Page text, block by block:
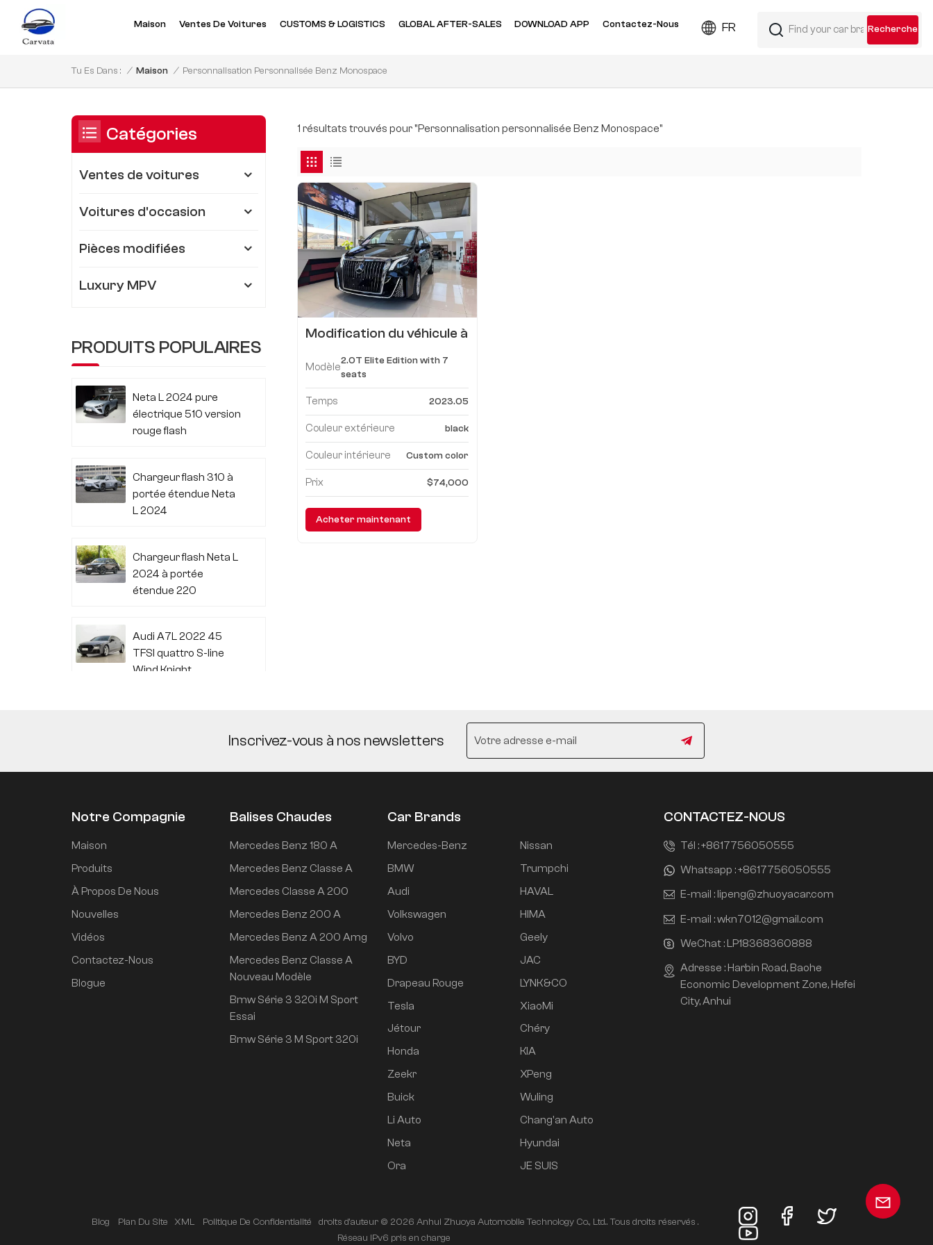
FR
Maison Ventes De Voitures CUSTOMS & LOGISTICS GLOBAL AFTER-SALES DOWNLOAD APP Contactez-Nous
Tu Es Dans : / Maison / Personnalisation Personnalisée Benz Monospace
1 résultats trouvés pour "Personnalisation personnalisée Benz Monospace"
Modification du véhicule à
Benz Vito
Modèle
2.0T Elite Edition with 7
seats
Temps 2023.05
Couleur extérieure black
Couleur intérieure Custom color
Prix $74,000
Acheter maintenant
Catégories
Ventes de voitures
Voitures d'occasion
Pièces modifiées
Luxury MPV
PRODUITS POPULAIRES
Neta L 2024 pure
électrique 510 version
rouge flash
Chargeur flash 310 à
portée étendue Neta
L 2024
Chargeur flash Neta L
2024 à portée
étendue 220
Audi A7L 2022 45
TFSI quattro S-line
Wind Knight
Mi SU7 2024, version
portée à propulsion
super longue durée
Inscrivez-vous à nos newsletters
Notre Compagnie
Maison
Produits
À Propos De Nous
Nouvelles
Vidéos
Contactez-Nous
Blogue
Balises Chaudes
Mercedes Benz 180 A
Mercedes Benz Classe A
Mercedes Classe A 200
Mercedes Benz 200 A
Mercedes Benz A 200 Amg
Mercedes Benz Classe A
Nouveau Modèle
Bmw Série 3 320i M Sport
Essai
Bmw Série 3 M Sport 320i
Car Brands
Mercedes-Benz
BMW
Audi
Volkswagen
Volvo
BYD
Drapeau Rouge
Tesla
Jétour
Honda
Zeekr
Buick
Li Auto
Neta
Ora
Nissan
Trumpchi
HAVAL
HIMA
Geely
JAC
LYNK&CO
XiaoMi
Chéry
KIA
XPeng
Wuling
Chang'an Auto
Hyundai
JE SUIS
CONTACTEZ-NOUS
Tél :+8617756050555
Whatsapp :+8617756050555
E-mail : lipeng@zhuoyacar.com
E-mail :wkn7012@gmail.com
WeChat : LP18368360888
Adresse : Harbin Road, Baohe
Economic Development Zone, Hefei
City, Anhui
Blog Plan Du Site XML Politique De Confidentialité
droits d'auteur © 2026 Anhui Zhuoya Automobile Technology Co., Ltd.. Tous droits réservés .
Réseau IPv6 pris en charge